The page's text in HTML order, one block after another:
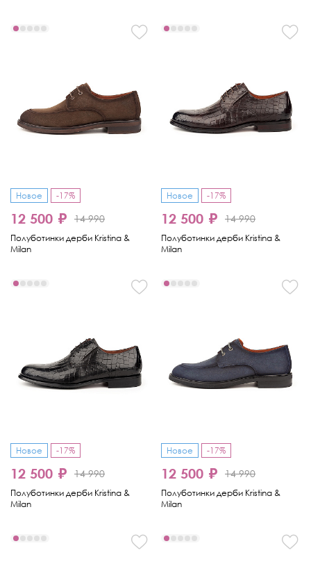
Новое -17%
12 500 ₽ 14 990
Полуботинки дерби Kristina &
Milan
Новое -17%
12 500 ₽ 14 990
Полуботинки дерби Kristina &
Milan
Новое -17%
12 500 ₽ 14 990
Полуботинки дерби Kristina &
Milan
Новое -17%
12 500 ₽ 14 990
Полуботинки дерби Kristina &
Milan